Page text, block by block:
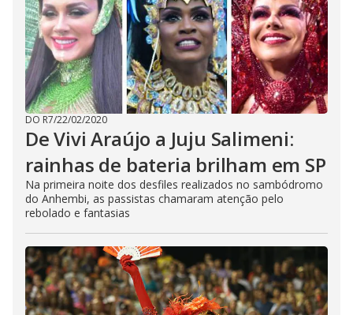
DO R7/22/02/2020
De Vivi Araújo a Juju Salimeni:
rainhas de bateria brilham em SP
Na primeira noite dos desfiles realizados no sambódromo
do Anhembi, as passistas chamaram atenção pelo
rebolado e fantasias